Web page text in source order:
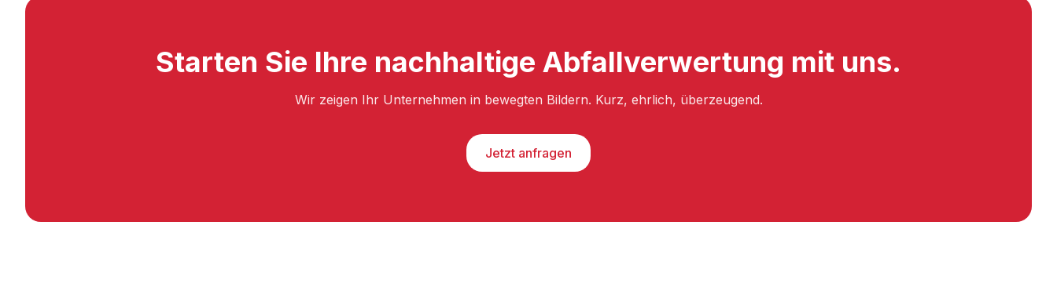
Starten Sie Ihre nachhaltige Abfallverwertung mit uns.
Wir zeigen Ihr Unternehmen in bewegten Bildern. Kurz, ehrlich, überzeugend.
Jetzt anfragen